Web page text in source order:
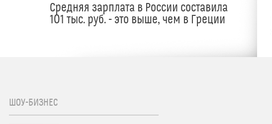
Средняя зарплата в России составила
101 тыс. руб. - это выше, чем в Греции
ШОУ-БИЗНЕС